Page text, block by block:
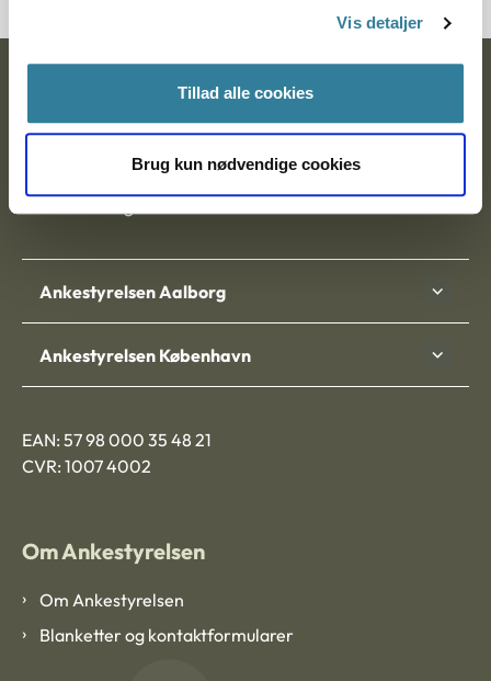
Vis detaljer
Tillad alle cookies
Brug kun nødvendige cookies
Postadresse:
Ankestyrelsen Aalborg
Ankestyrelsen København
EAN: 57 98 000 35 48 21
CVR: 1007 4002
Om Ankestyrelsen
Om Ankestyrelsen
Blanketter og kontaktformularer